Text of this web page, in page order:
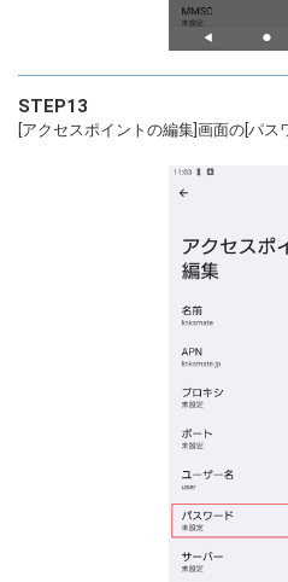
STEP13
[アクセスポイントの編集]画面の[パス